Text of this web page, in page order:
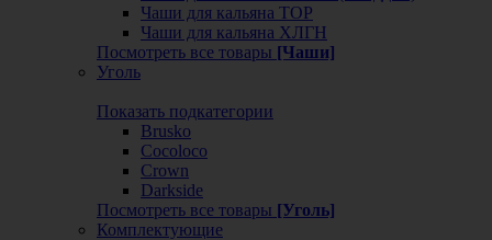
Чаши для кальяна ТОР
Чаши для кальяна ХЛГН
Посмотреть все товары [Чаши]
Уголь
Показать подкатегории
Brusko
Cocoloco
Crown
Darkside
Посмотреть все товары [Уголь]
Комплектующие